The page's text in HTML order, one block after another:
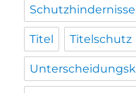
Schutzhindernisse
Titel Titelschutz